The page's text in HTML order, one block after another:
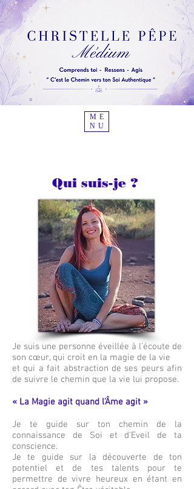
ME
NU
Qui suis-je ?
Je suis une personne éveillée à l’écoute de
son cœur, qui croit en la magie de la vie
et qui a fait abstraction de ses peurs afin
de suivre le chemin que la vie lui propose.
« La Magie agit quand l’Âme agit »
Je te guide sur ton chemin de la
connaissance de Soi et d’Eveil de ta
conscience.
Je te guide sur la découverte de ton
potentiel et de tes talents pour te
permettre de vivre heureux en étant en